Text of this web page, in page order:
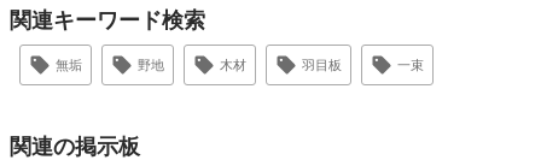
関連キーワード検索
無垢 野地 木材 羽目板 一束
関連の掲示板